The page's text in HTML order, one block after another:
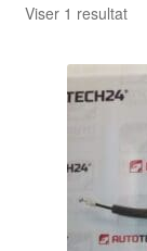
Viser 1 resultat